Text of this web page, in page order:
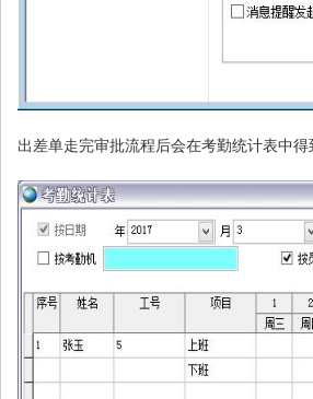
出差单走完审批流程后会在考勤统计表中得